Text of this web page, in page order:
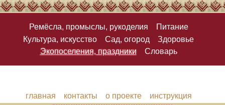
Ремёсла, промыслы, рукоделия
Питание
Культура, искусство
Сад, огород
Здоровье
Экопоселения, праздники
Словарь
главная контакты о проекте инструкция